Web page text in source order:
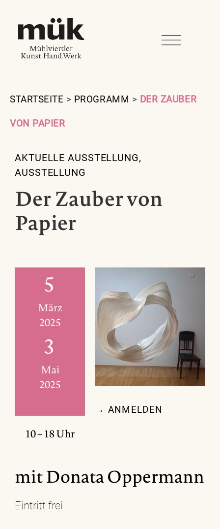
STARTSEITE > PROGRAMM > DER ZAUBER
VON PAPIER
AKTUELLE AUSSTELLUNG,
AUSSTELLUNG
Der Zauber von
Papier
5
März
2025
3
Mai
2025
10 – 18 Uhr
→ ANMELDEN
mit Donata Oppermann
Eintritt frei